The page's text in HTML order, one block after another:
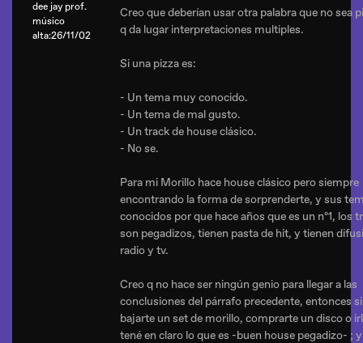
dee jay prof.
músico
alta:26/11/02
Creo que deberían usar otra palabra que no sea
q da lugar interpretaciones multiples.
Si una pizza es:
- Un tema muy conocido.
- Un tema de mal gusto.
- Un track de house clásico.
- No se.
Para mi Morillo hace house clásico pero siempre
encontrando la forma de sorprenderte, y sus
conocidos por que hace años que es un nº1, los
son pegadizos, tienen pasta de hit, y tienen
radio y tv.
Creo q no hace ser ningún genio para llegar a las
conclusiones del párrafo precedente, entonces si
bajarte un set de morillo, comprarte un disco o
tené en claro lo que es -buen house pegadizo- ;